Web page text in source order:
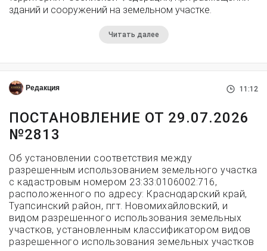
зданий и сооружений на земельном участке.
Читать далее
Редакция 11:12
ПОСТАНОВЛЕНИЕ ОТ 29.07.2026
№2813
Об установлении соответствия между
разрешенным использованием земельного участка
с кадастровым номером 23:33:0106002:716,
расположенного по адресу: Краснодарский край,
Туапсинский район, пгт. Новомихайловский, и
видом разрешенного использования земельных
участков, установленным классификатором видов
разрешенного использования земельных участков